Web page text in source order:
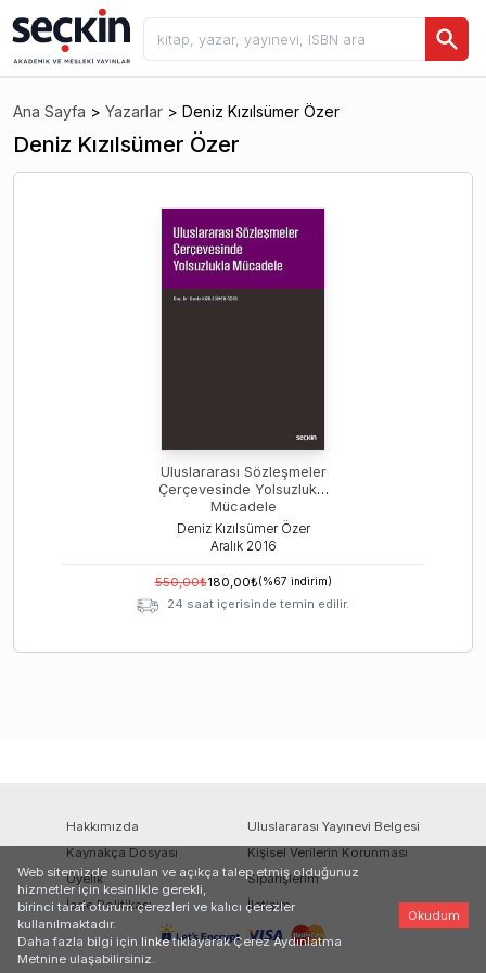
Ana Sayfa > Yazarlar > Deniz Kızılsümer Özer
Deniz Kızılsümer Özer
Uluslararası Sözleşmeler
Çerçevesinde Yolsuzlukla
Mücadele
Deniz Kızılsümer Özer
Aralık 2016
550,00₺180,00₺(%67 indirim)
24 saat içerisinde temin edilir.
Hakkımızda
Uluslararası Yayınevi Belgesi
Kaynakça Dosyası
Kişisel Verilerin Korunması
Üyelik
Siparişlerim
İade Politikası
İletişim
Web sitemizde sunulan ve açıkça talep etmiş olduğunuz
hizmetler için kesinlikle gerekli,
birinci taraf oturum çerezleri ve kalıcı çerezler
kullanılmaktadır.
Daha fazla bilgi için linke tıklayarak Çerez Aydınlatma
Metnine ulaşabilirsiniz.
Okudum